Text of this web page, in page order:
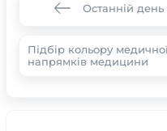
Останній
Підбір кольору
напрямків медицини